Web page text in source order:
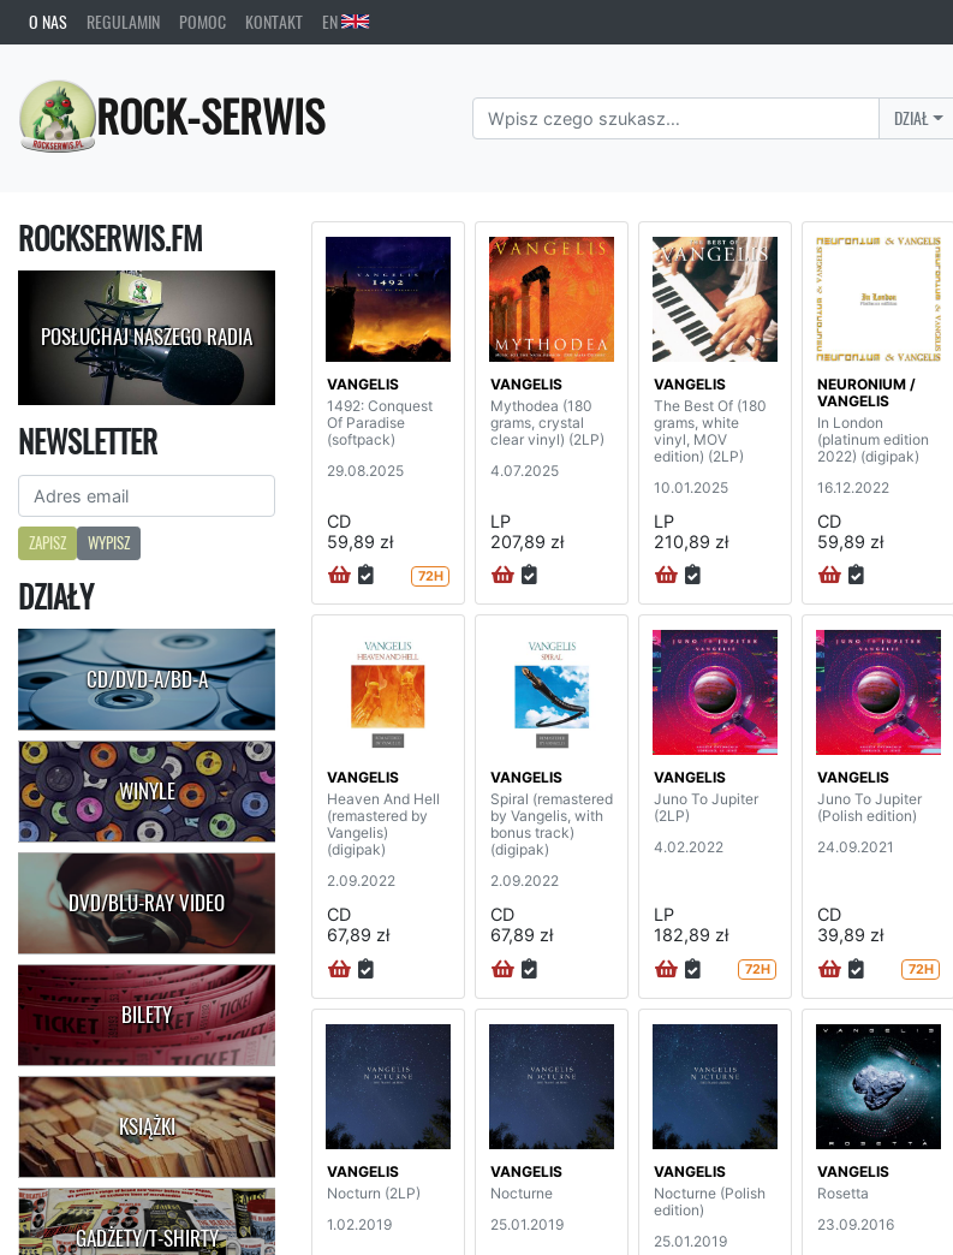
O NAS REGULAMIN POMOC KONTAKT EN
ROCK-SERWIS DZIAŁ
ROCKSERWIS.FM
POSŁUCHAJ NASZEGO RADIA
NEWSLETTER
ZAPISZ WYPISZ
DZIAŁY
CD/DVD-A/BD-A
WINYLE
DVD/BLU-RAY VIDEO
BILETY
KSIĄŻKI
GADŻETY/T-SHIRTY
VANGELIS
1492: Conquest
Of Paradise
(softpack)
29.08.2025
CD
59,89 zł
72H
VANGELIS
Mythodea (180
grams, crystal
clear vinyl) (2LP)
4.07.2025
LP
207,89 zł
VANGELIS
The Best Of (180
grams, white
vinyl, MOV
edition) (2LP)
10.01.2025
LP
210,89 zł
NEURONIUM /
VANGELIS
In London
(platinum edition
2022) (digipak)
16.12.2022
CD
59,89 zł
VANGELIS
Heaven And Hell
(remastered by
Vangelis)
(digipak)
2.09.2022
CD
67,89 zł
VANGELIS
Spiral (remastered
by Vangelis, with
bonus track)
(digipak)
2.09.2022
CD
67,89 zł
VANGELIS
Juno To Jupiter
(2LP)
4.02.2022
LP
182,89 zł
72H
VANGELIS
Juno To Jupiter
(Polish edition)
24.09.2021
CD
39,89 zł
72H
VANGELIS
Nocturn (2LP)
1.02.2019
VANGELIS
Nocturne
25.01.2019
VANGELIS
Nocturne (Polish
edition)
25.01.2019
VANGELIS
Rosetta
23.09.2016